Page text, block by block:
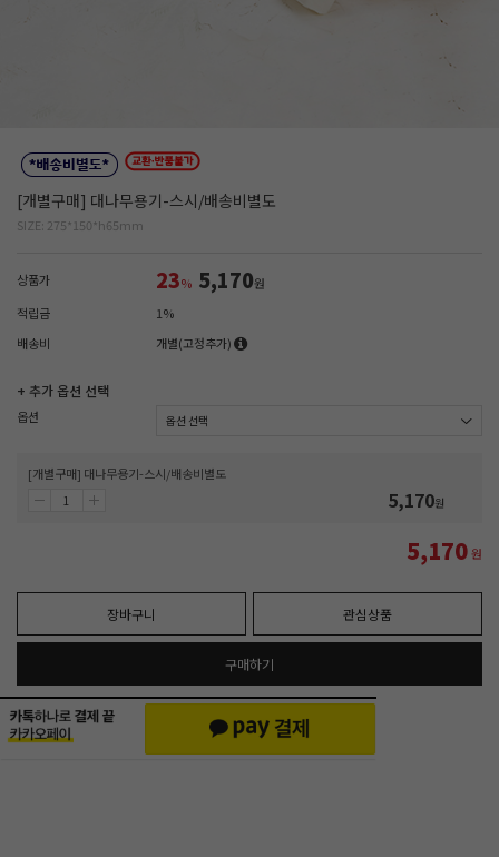
[개별구매] 대나무용기-스시/배송비별도
SIZE: 275*150*h65mm
상품가 23% 5,170원
적립금
1%
배송비
개별(고정추가)
+ 추가 옵션 선택
옵션
[개별구매] 대나무용기-스시/배송비별도
5,170원
5,170원
장바구니 관심상품
구매하기